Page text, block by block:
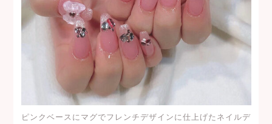
ピンクベースにマグでフレンチデザインに仕上げたネイルデ